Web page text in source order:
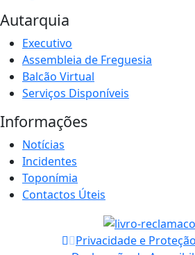
Autarquia
Executivo
Assembleia de Freguesia
Balcão Virtual
Serviços Disponíveis
Informações
Notícias
Incidentes
Toponímia
Contactos Úteis
Privacidade e